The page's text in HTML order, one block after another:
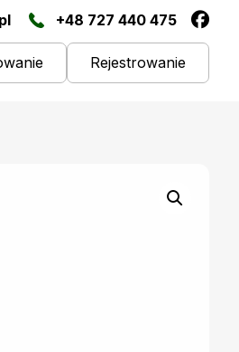
+48 727 440 475
Rejestrowanie